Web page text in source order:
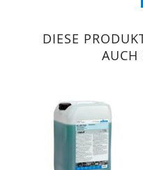
DIESE
AUCH